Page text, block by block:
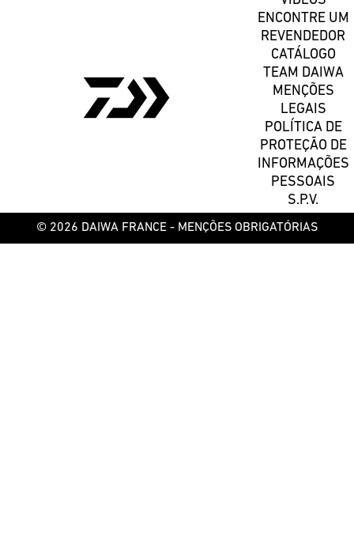
ENCONTRE UM
REVENDEDOR
CATÁLOGO
TEAM DAIWA
MENÇÕES
LEGAIS
POLÍTICA DE
PROTEÇÃO DE
INFORMAÇÕES
PESSOAIS
S.P.V.
© 2026 DAIWA FRANCE - MENÇÕES OBRIGATÓRIAS